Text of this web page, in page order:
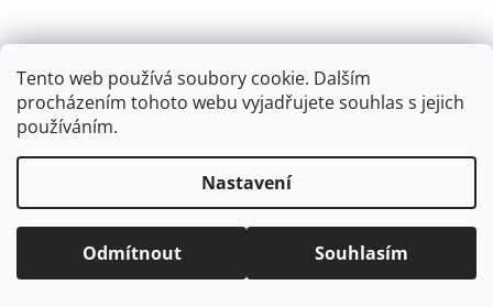
Tento web používá soubory cookie. Dalším
procházením tohoto webu vyjadřujete souhlas s jejich
používáním.
Nastavení
Odmítnout Souhlasím
Bagmaster DOPI 23 B školní penál – jednorožec a
SKLADEM